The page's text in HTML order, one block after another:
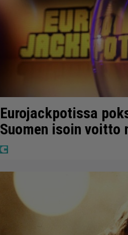
Eurojackpotissa
Suomen isoin voitto